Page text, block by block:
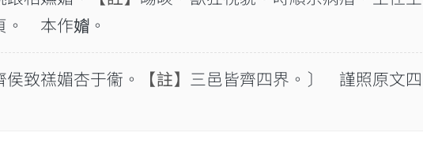
。 本作𡡾。
侯致禚媚杏于衞。 【註】 三邑皆齊四界。〕 謹照原文四